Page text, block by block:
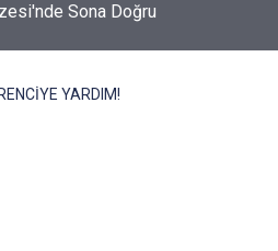
Sona Doğru
YARDIM!